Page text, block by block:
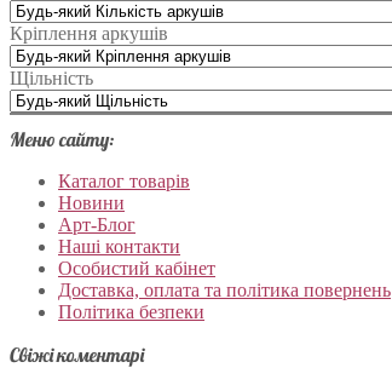
Кріплення аркушів
Щільність
Меню сайту:
Каталог товарів
Новини
Арт-Блог
Наші контакти
Особистий кабінет
Доставка, оплата та політика повернень
Політика безпеки
Свіжі коментарі